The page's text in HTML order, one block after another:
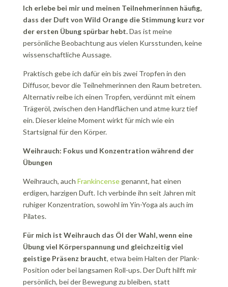
Ich erlebe bei mir und meinen Teilnehmerinnen häufig,
dass der Duft von Wild Orange die Stimmung kurz vor
der ersten Übung spürbar hebt.Das ist meine
persönliche Beobachtung aus vielen Kursstunden, keine
wissenschaftliche Aussage.
Praktisch gebe ich dafür ein bis zwei Tropfen in den
Diffusor, bevor die Teilnehmerinnen den Raum betreten.
Alternativ reibe ich einen Tropfen, verdünnt mit einem
Trägeröl, zwischen den Handflächen und atme kurz tief
ein. Dieser kleine Moment wirkt für mich wie ein
Startsignal für den Körper.
Weihrauch: Fokus und Konzentration während der
Übungen
Weihrauch, auch Frankincensegenannt, hat einen
erdigen, harzigen Duft. Ich verbinde ihn seit Jahren mit
ruhiger Konzentration, sowohl im Yin-Yoga als auch im
Pilates.
Für mich ist Weihrauch das Öl der Wahl, wenn eine
Übung viel Körperspannung und gleichzeitig viel
geistige Präsenz braucht, etwa beim Halten der Plank-
Position oder bei langsamen Roll-ups. Der Duft hilft mir
persönlich, bei der Bewegung zu bleiben, statt